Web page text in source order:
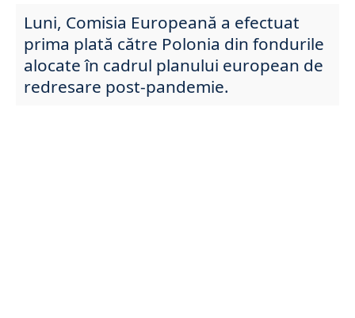
Luni, Comisia Europeană a efectuat
prima plată către Polonia din fondurile
alocate în cadrul planului european de
redresare post-pandemie.